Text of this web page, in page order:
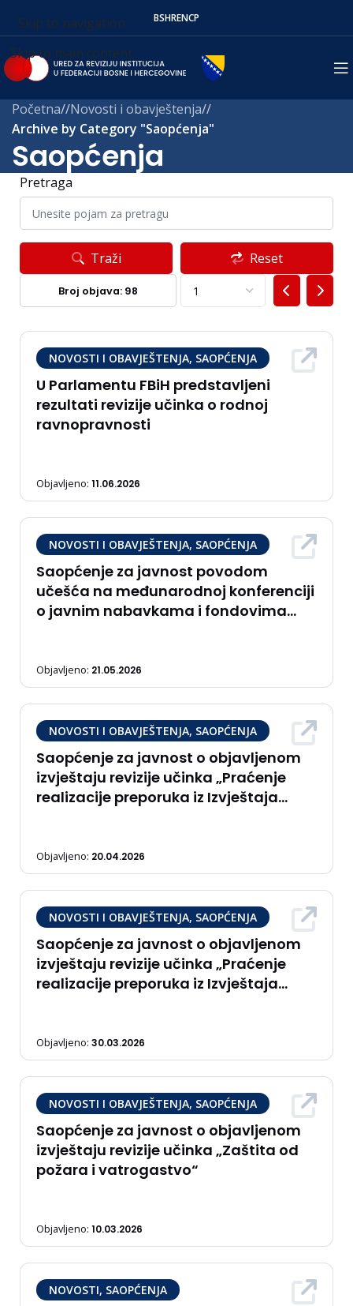
Skip to navigation
Skip to main content
BSHRENСР
Saopćenja
Početna/ Novosti i obavještenja/
Archive by Category "Saopćenja"
NOVOSTI I OBAVJEŠTENJA, SAOPĆENJA
U Parlamentu FBiH predstavljeni
rezultati revizije učinka o rodnoj
ravnopravnosti
Objavljeno: 11.06.2026
NOVOSTI I OBAVJEŠTENJA, SAOPĆENJA
Saopćenje za javnost povodom
učešća na međunarodnoj konferenciji
o javnim nabavkama i fondovima
Objavljeno: 21.05.2026
NOVOSTI I OBAVJEŠTENJA, SAOPĆENJA
Saopćenje za javnost o objavljenom
izvještaju revizije učinka „Praćenje
realizacije preporuka iz Izvještaja
Objavljeno: 20.04.2026
NOVOSTI I OBAVJEŠTENJA, SAOPĆENJA
Saopćenje za javnost o objavljenom
izvještaju revizije učinka „Praćenje
realizacije preporuka iz Izvještaja
Objavljeno: 30.03.2026
NOVOSTI I OBAVJEŠTENJA, SAOPĆENJA
Saopćenje za javnost o objavljenom
izvještaju revizije učinka „Zaštita od
požara i vatrogastvo“
Objavljeno: 10.03.2026
NOVOSTI, SAOPĆENJA
Pretraga
Traži Reset
Broj objava: 98